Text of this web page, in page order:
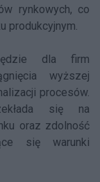
rynkowych, co
produkcyjnym.
dla firm
wyższej
procesów.
się na
oraz zdolność
się warunki